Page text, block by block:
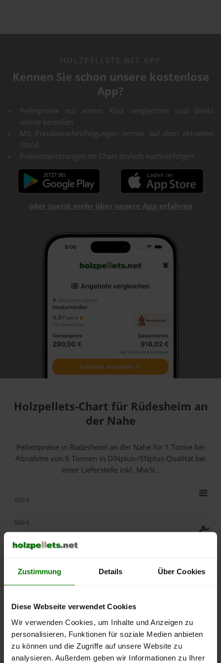
Zustimmung Details Über Cookies
Diese Webseite verwendet Cookies
Wir verwenden Cookies, um Inhalte und Anzeigen zu
personalisieren, Funktionen für soziale Medien anbieten
zu können und die Zugriffe auf unsere Website zu
analysieren. Außerdem geben wir Informationen zu Ihrer
HOLZPELLETS.NET APP
Kennen Sie schon unsere kostenlose
App?
Pelletpreise mit einem Klick vergleichen und direkt
online bestellen
Mit Preisbenachrichtigungen immer auf dem aktuellen
Stand
Preisentwicklungen im Chart einfach nachverfolgen
oder zuerst mehr über unsere App erfahren
Holzpellets-Chart für Rüdesheim an
der Nahe
Pelletspreise in Rüdesheim an der Nahe für 1 Tonne bei
Abnahmevon 6 Tonnen in DINplus-/ENplus-Qualität bei
einer Lieferstelle inkl. MwSt.:
September
2025
Januar
2026
Mai
2026
250 €
400 €
450 €
500 €
550 €